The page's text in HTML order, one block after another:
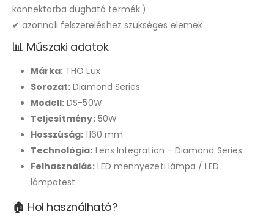
konnektorba dugható termék.)
✔ azonnali felszereléshez szükséges elemek
📊 Műszaki adatok
Márka: THO Lux
Sorozat: Diamond Series
Modell: DS-50W
Teljesítmény:50W
Hosszúság: 1160 mm
Technológia: Lens Integration – Diamond Series
Felhasználás:LED mennyezeti lámpa / LED
lámpatest
🏠 Hol használható?